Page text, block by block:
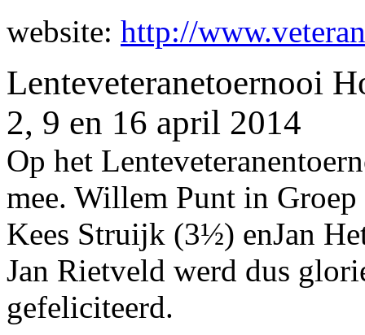
website: http://
Lenteveteranetoernooi
2, 9 en 16 april 2014
Op het
mee. Willem Punt in
Kees Struijk (3½) enJan
Jan Rietveld werd dus
gefeliciteerd.